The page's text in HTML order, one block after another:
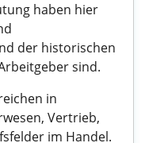
haben hier
der historischen
sind.
in
Vertrieb,
im Handel.